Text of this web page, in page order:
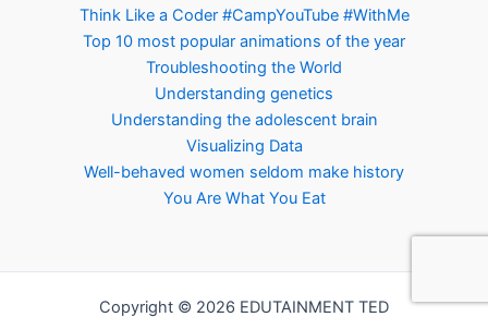
Think Like a Coder #CampYouTube #WithMe
Top 10 most popular animations of the year
Troubleshooting the World
Understanding genetics
Understanding the adolescent brain
Visualizing Data
Well-behaved women seldom make history
You Are What You Eat
Copyright © 2026 EDUTAINMENT TED